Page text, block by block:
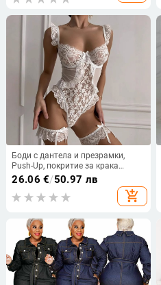
Боди с дантела и презрамки,
Push-Up, покритие за крака
(полиестер; вторичен акрил; без
ръкав; стил: потник; 3/4
дължина)
26.06 €/50.97 лв
add_shopping_cart